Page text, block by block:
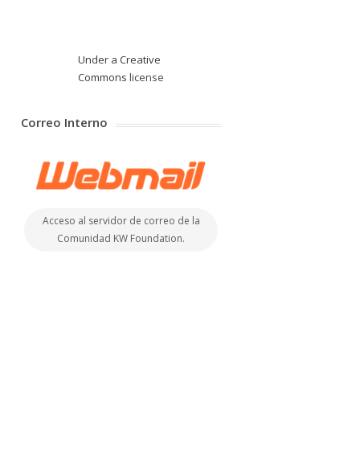
Under a Creative
Commons license
Correo Interno
Acceso al servidor de correo de la
Comunidad KW Foundation.